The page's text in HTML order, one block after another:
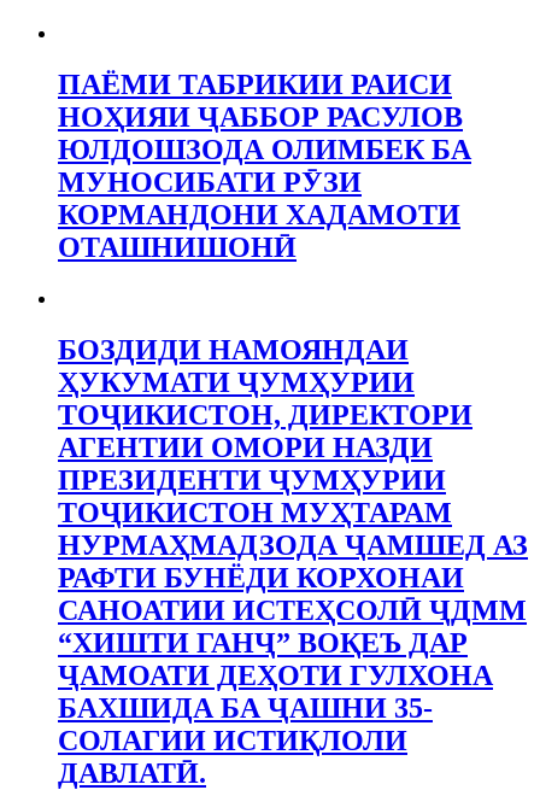
ПАЁМИ ТАБРИКИИ РАИСИ
НОҲИЯИ ҶАББОР РАСУЛОВ
ЮЛДОШЗОДА ОЛИМБЕК БА
МУНОСИБАТИ РӮЗИ
КОРМАНДОНИ ХАДАМОТИ
ОТАШНИШОНӢ
БОЗДИДИ НАМОЯНДАИ
ҲУКУМАТИ ҶУМҲУРИИ
ТОҶИКИСТОН, ДИРЕКТОРИ
АГЕНТИИ ОМОРИ НАЗДИ
ПРЕЗИДЕНТИ ҶУМҲУРИИ
ТОҶИКИСТОН МУҲТАРАМ
НУРМАҲМАДЗОДА ҶАМШЕД АЗ
РАФТИ БУНЁДИ КОРХОНАИ
САНОАТИИ ИСТЕҲСОЛӢ ҶДММ
“ХИШТИ ГАНҶ” ВОҚЕЪ ДАР
ҶАМОАТИ ДЕҲОТИ ГУЛХОНА
БАХШИДА БА ҶАШНИ 35-
СОЛАГИИ ИСТИҚЛОЛИ
ДАВЛАТӢ.